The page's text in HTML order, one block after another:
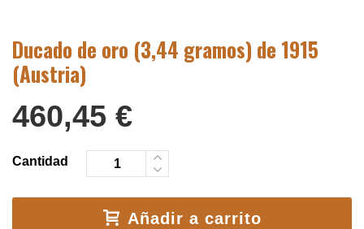
Ducado de oro (3,44 gramos) de 1915
(Austria)
460,45 €
Cantidad
Añadir a carrito